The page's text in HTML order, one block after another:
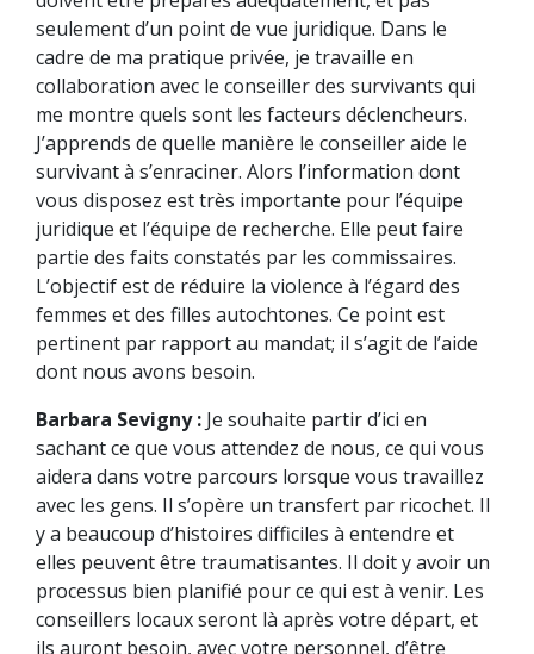
seulement d’un point de vue juridique. Dans le
cadre de ma pratique privée, je travaille en
collaboration avec le conseiller des survivants qui
me montre quels sont les facteurs déclencheurs.
J’apprends de quelle manière le conseiller aide le
survivant à s’enraciner. Alors l’information dont
vous disposez est très importante pour l’équipe
juridique et l’équipe de recherche. Elle peut faire
partie des faits constatés par les commissaires.
L’objectif est de réduire la violence à l’égard des
femmes et des filles autochtones. Ce point est
pertinent par rapport au mandat; il s’agit de l’aide
dont nous avons besoin.
Barbara Sevigny : Je souhaite partir d’ici en
sachant ce que vous attendez de nous, ce qui vous
aidera dans votre parcours lorsque vous travaillez
avec les gens. Il s’opère un transfert par ricochet. Il
y a beaucoup d’histoires difficiles à entendre et
elles peuvent être traumatisantes. Il doit y avoir un
processus bien planifié pour ce qui est à venir. Les
conseillers locaux seront là après votre départ, et
ils auront besoin, avec votre personnel, d’être